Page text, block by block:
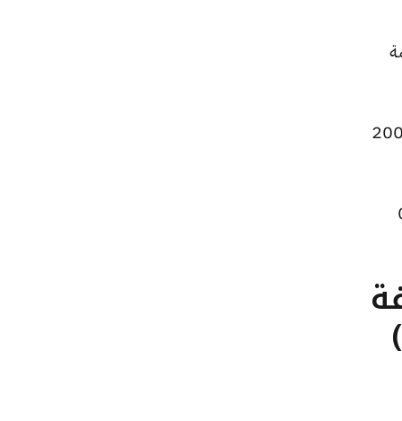
وشهد سعر الجنيه الذهب ارتفاعًا ليصبح 44440 جنيهًا للبيع و44200 جنيهًا للشراء، بزيادة قدرها 200
بتراجعًا قيمته 0